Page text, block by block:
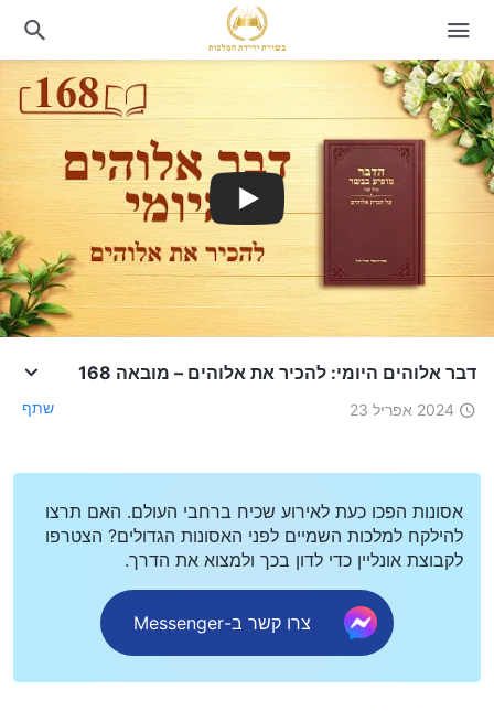
דבר אלוהים היומי: להכיר את אלוהים – מובאה 168
2024 אפריל 23 שתף
אסונות הפכו כעת לאירוע שכיח ברחבי העולם. האם תרצו
להילקח למלכות השמיים לפני האסונות הגדולים? הצטרפו
לקבוצת אונליין כדי לדון בכך ולמצוא את הדרך.
צרו קשר ב-Messenger